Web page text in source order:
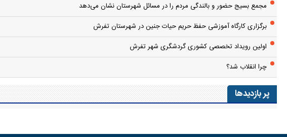
مجمع بسیج حضور و بالندگی مردم را در مسائل شهرستان نشان می‌دهد
برگزاری کارگاه آموزشی حفظ حریم حیات جنین در شهرستان تفرش
اولین رویداد تخصصی کشوری گردشگری شهر تفرش
چرا انقلاب شد؟
پر بازدیدها